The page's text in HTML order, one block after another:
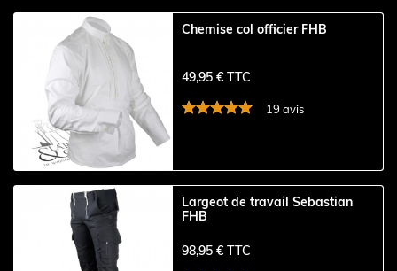
Chemise col officier FHB
49,95 € TTC
19 avis
Largeot de travail Sebastian
FHB
98,95 € TTC